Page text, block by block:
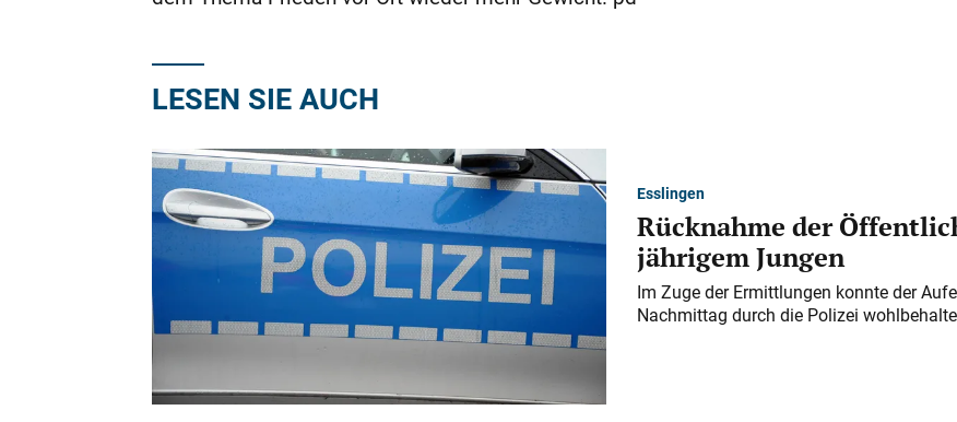
LESEN SIE AUCH
Esslingen
Rücknahme der
jährigem Jungen
Im Zuge der Ermittlungen konnte der
Nachmittag durch die Polizei